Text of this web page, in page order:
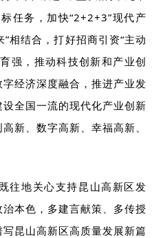
任务，加快“2+2+3”现代产
相结合，打好招商引资“主动
强，推动科技创新和产业创
经济深度融合，推进产业发
全国一流的现代化产业创新
新、数字高新、幸福高新、
往地关心支持昆山高新区发
本色，多建言献策、多传授
昆山高新区高质量发展新篇